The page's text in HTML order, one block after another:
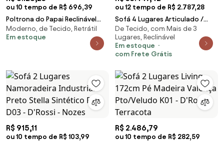
ou 10 tempo de R$ 696,39
Poltrona do Papai Reclinável
Napoli Elétrica Botão LED Veludo
FH1 - D'Rossi - Marrom
Moderno, de Tecido, Retrátil
Em estoque
ou 12 tempo de R$ 2.787,28
Sofá 4 Lugares Articulado /
Reclinável Elétrico - Concept
2066 Suede Cinza
De Tecido, com Mais de 3
Lugares, Reclinável
Em estoque
com Frete Grátis
R$ 915,11
ou 10 tempo de R$ 103,99
R$ 2.486,79
ou 10 tempo de R$ 282,59